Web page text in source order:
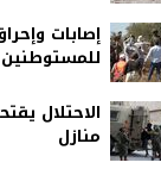
إصابات
الاحتلال
منازل